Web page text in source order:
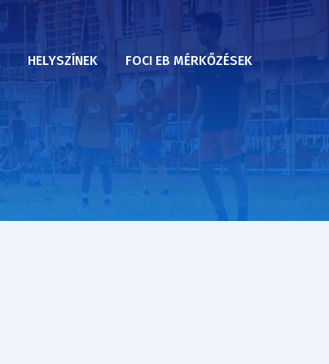
HELYSZÍNEK FOCI EB MÉRKŐZÉSEK